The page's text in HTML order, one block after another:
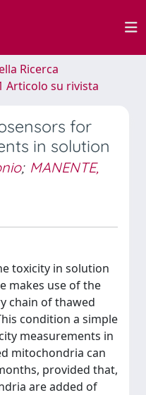
Ricerca
Articolo su rivista
for
in solution
; MANENTE,
toxicity in solution
makes use of the
chain of thawed
condition a simple
measurements in
mitochondria can
provided that,
are added of